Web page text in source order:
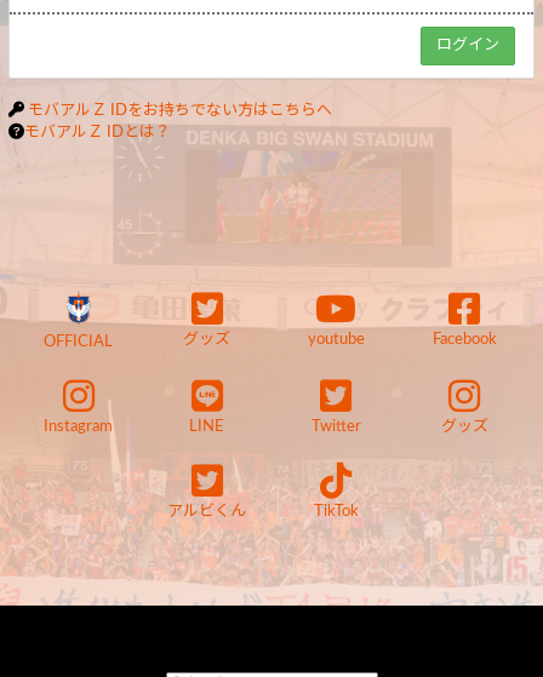
モバアルＺ IDをお持ちでない方はこちらへ
モバアルＺ IDとは？
OFFICIAL グッズ youtube Facebook
Instagram LINE Twitter グッズ
アルビくん TikTok